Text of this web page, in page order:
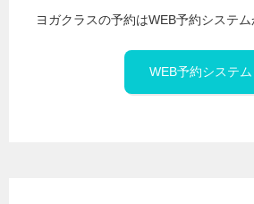
ヨガクラスの予約はWEB予約システム
WEB予約システム